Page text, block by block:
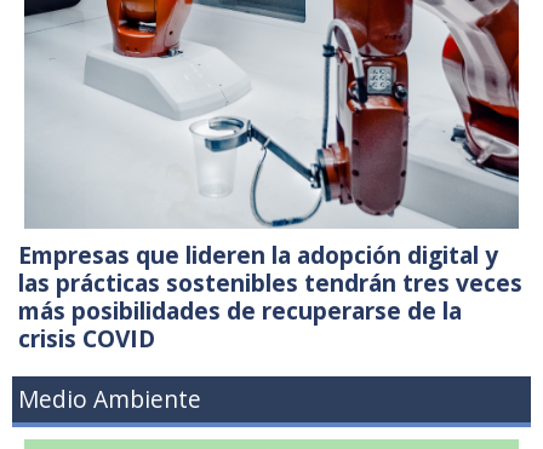
Empresas que lideren la adopción digital y
las prácticas sostenibles tendrán tres veces
más posibilidades de recuperarse de la
crisis COVID
Medio Ambiente